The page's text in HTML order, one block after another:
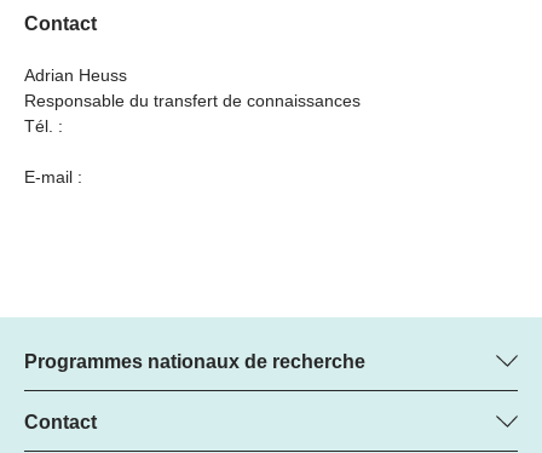
Contact
Adrian Heuss
Responsable du transfert de connaissances
Tél. :
E-mail :
Programmes nationaux de recherche
Vous trouverez ici des informations sur tous les Programmes
nationaux de recherche (PNR) :
Contact